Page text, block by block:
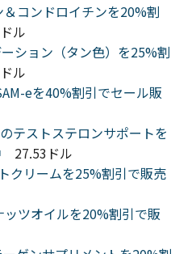
コンドロイチンを20%割
ル
ション（タン色）を25%割
ル
eを40%割引でセール販
テストステロンサポートを
27.53ドル
クリームを25%割引で販売
ツオイルを20%割引で販